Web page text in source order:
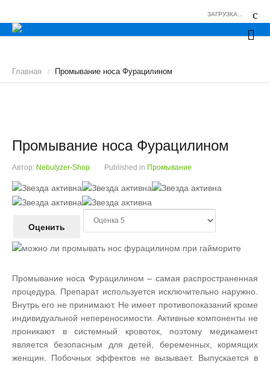
ЗАГРУЗКА...
Главная / Промывание носа Фурацилином
Промывание носа Фурацилином
Автор: Nebulyzer-Shop Published in Промывание
Р
е
и
н
:
5
/
5
а
с
т
а
,
о
ц
Промывание носа Фурацилином – самая распространенная
процедура. Препарат используется исключительно наружно.
Внутрь его не принимают. Не имеет противопоказаний кроме
индивидуальной непереносимости. Активные компоненты не
проникают в системный кровоток, поэтому медикамент
является безопасным для детей, беременных, кормящих
женщин. Побочных эффектов не вызывает. Выпускается в